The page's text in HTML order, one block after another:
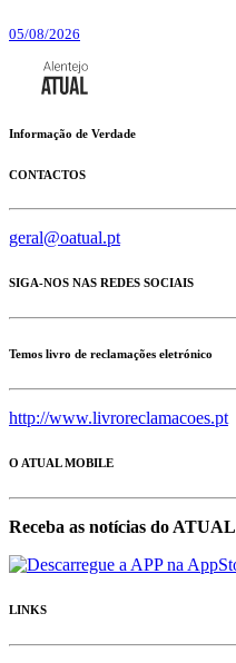
05/08/2026
Informação de Verdade
CONTACTOS
geral@oatual.pt
SIGA-NOS NAS REDES SOCIAIS
Temos livro de reclamações eletrónico
http://www.livroreclamacoes.pt
O ATUAL MOBILE
Receba as notícias do
LINKS